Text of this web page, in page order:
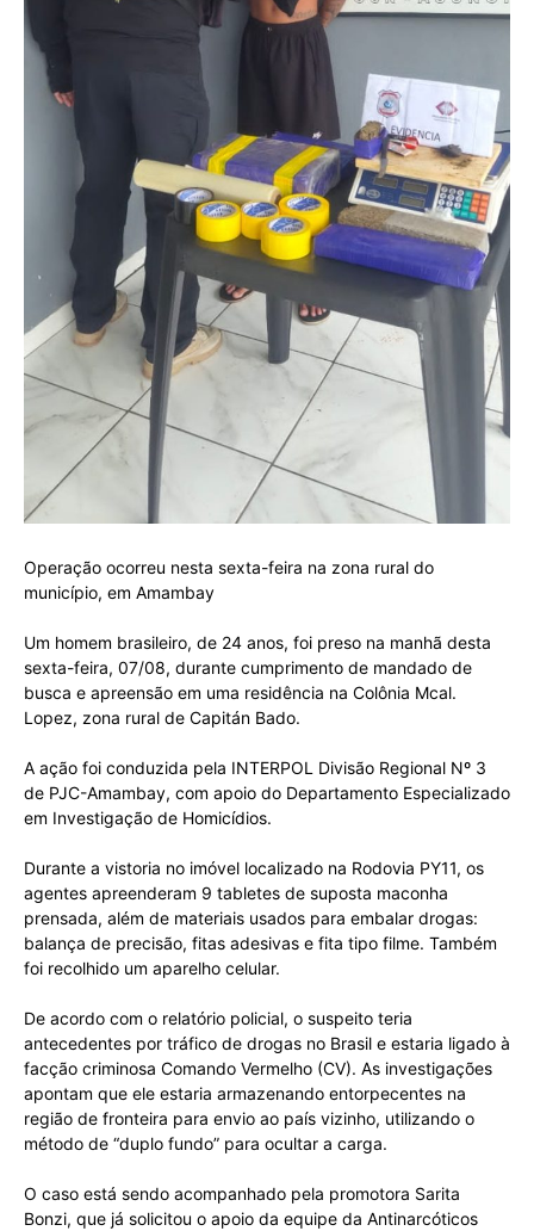
Operação ocorreu nesta sexta-feira na zona rural do
município, em Amambay
Um homem brasileiro, de 24 anos, foi preso na manhã desta
sexta-feira, 07/08, durante cumprimento de mandado de
busca e apreensão em uma residência na Colônia Mcal.
Lopez, zona rural de Capitán Bado.
A ação foi conduzida pela INTERPOL Divisão Regional Nº 3
de PJC-Amambay, com apoio do Departamento Especializado
em Investigação de Homicídios.
Durante a vistoria no imóvel localizado na Rodovia PY11, os
agentes apreenderam 9 tabletes de suposta maconha
prensada, além de materiais usados para embalar drogas:
balança de precisão, fitas adesivas e fita tipo filme. Também
foi recolhido um aparelho celular.
De acordo com o relatório policial, o suspeito teria
antecedentes por tráfico de drogas no Brasil e estaria ligado à
facção criminosa Comando Vermelho (CV). As investigações
apontam que ele estaria armazenando entorpecentes na
região de fronteira para envio ao país vizinho, utilizando o
método de “duplo fundo” para ocultar a carga.
O caso está sendo acompanhado pela promotora Sarita
Bonzi, que já solicitou o apoio da equipe da Antinarcóticos